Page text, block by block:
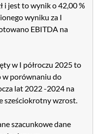
i jest to wynik o 42,00 %
wyniku za I
EBITDA na
w I półroczu 2025 to
w porównaniu do
lat 2022 -2024 na
sześciokrotny wzrost.
szacunkowe dane